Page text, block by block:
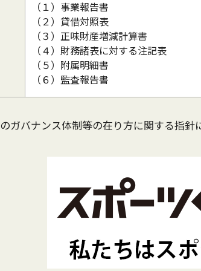
（１）事業報告書
（２）貸借対照表
（３）正味財産増減計算書
（４）財務諸表に対する注記表
（５）附属明細書
（６）監査報告書
ガバナンス体制等の在り方に関する指